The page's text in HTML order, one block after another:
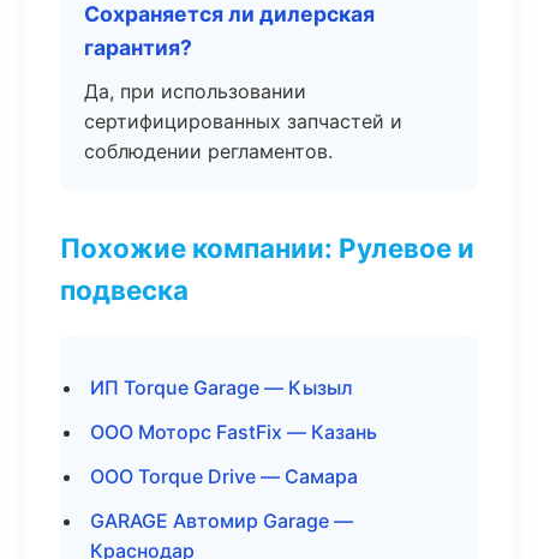
Сохраняется ли дилерская
гарантия?
Да, при использовании
сертифицированных запчастей и
соблюдении регламентов.
Похожие компании: Рулевое и
подвеска
ИП Torque Garage — Кызыл
ООО Моторс FastFix — Казань
ООО Torque Drive — Самара
GARAGE Автомир Garage —
Краснодар